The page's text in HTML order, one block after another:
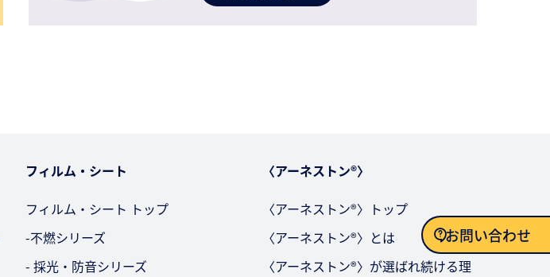
お問い合わせ
フィルム・シート
フィルム・シート トップ
-不燃シリーズ
- 採光・防音シリーズ
〈アーネストン®〉
〈アーネストン®〉トップ
〈アーネストン®〉とは
〈アーネストン®〉が選ばれ続ける理